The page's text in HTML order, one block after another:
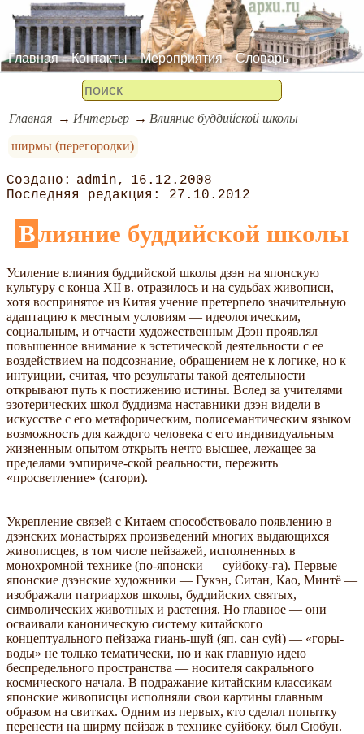
Главная Контакты Мероприятия Словарь
Главная Интерьер
Влияние буддийской школы
ширмы (перегородки)
admin
16.12.2008
27.10.2012
Влияние буддийской школы
Усиление влияния буддийской школы дзэн на японскую
культуру с конца XII в. отразилось и на судьбах живописи,
хотя воспринятое из Китая учение претерпело значительную
адаптацию к местным условиям — идеологическим,
социальным, и отчасти художественным Дзэн проявлял
повышенное внимание к эстетической деятельности с ее
воздействием на подсознание, обращением не к логике, но к
интуиции, считая, что результаты такой деятельности
открывают путь к постижению истины. Вслед за учителями
эзотерических школ буддизма наставники дзэн видели в
искусстве с его метафорическим, полисемантическим языком
возможность для каждого человека с его индивидуальным
жизненным опытом открыть нечто высшее, лежащее за
пределами эмпириче-ской реальности, пережить
«просветление» (сатори).
Укрепление связей с Китаем способствовало появлению в
дзэнских монастырях произведений многих выдающихся
живописцев, в том числе пейзажей, исполненных в
монохромной технике (по-японски — суйбоку-га). Первые
японские дзэнские художники — Гукэн, Ситан, Као, Минтё —
изображали патриархов школы, буддийских святых,
символических животных и растения. Но главное — они
осваивали каноническую систему китайского
концептуального пейзажа гиань-шуй (яп. сан суй) — «горы-
воды» не только тематически, но и как главную идею
беспредельного пространства — носителя сакрального
космического начала. В подражание китайским классикам
японские живописцы исполняли свои картины главным
образом на свитках. Одним из первых, кто сделал попытку
перенести на ширму пейзаж в технике суйбоку, был Сюбун.